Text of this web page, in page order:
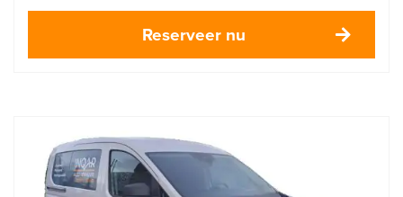
Reserveer nu